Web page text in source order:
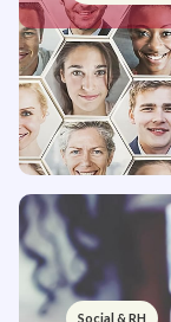
Social & RH